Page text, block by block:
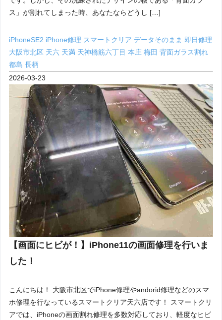
ス」が割れてしまった時、あなたならどうし […]
iPhoneSE2 iPhone修理 スマートクリアデータそのまま 即日修理
大阪市北区 天六 天満 天神橋筋六丁目本庄梅田背面ガラス割れ
都島長柄
2026-03-23
【画面にヒビが！】iPhone11の画面修理を行いま
した！
こんにちは！ 大阪市北区でiPhone修理やandorid修理などのスマ
ホ修理を行なっているスマートクリア天六店です！ スマートクリ
アでは、iPhoneの画面割れ修理を多数対応しており、軽度なヒビ